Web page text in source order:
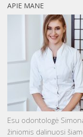
APIE MANE
Esu odontologė
žiniomis dalinuosi